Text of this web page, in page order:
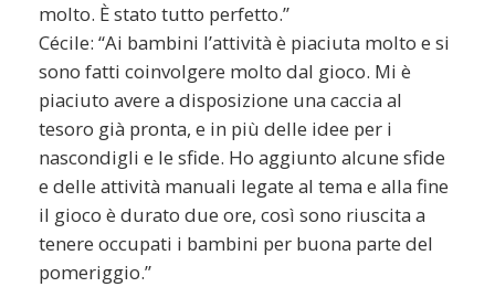
molto. È stato tutto perfetto.”
Cécile: “Ai bambini l’attività è piaciuta molto e si
sono fatti coinvolgere molto dal gioco. Mi è
piaciuto avere a disposizione una caccia al
tesoro già pronta, e in più delle idee per i
nascondigli e le sfide. Ho aggiunto alcune sfide
e delle attività manuali legate al tema e alla fine
il gioco è durato due ore, così sono riuscita a
tenere occupati i bambini per buona parte del
pomeriggio.”